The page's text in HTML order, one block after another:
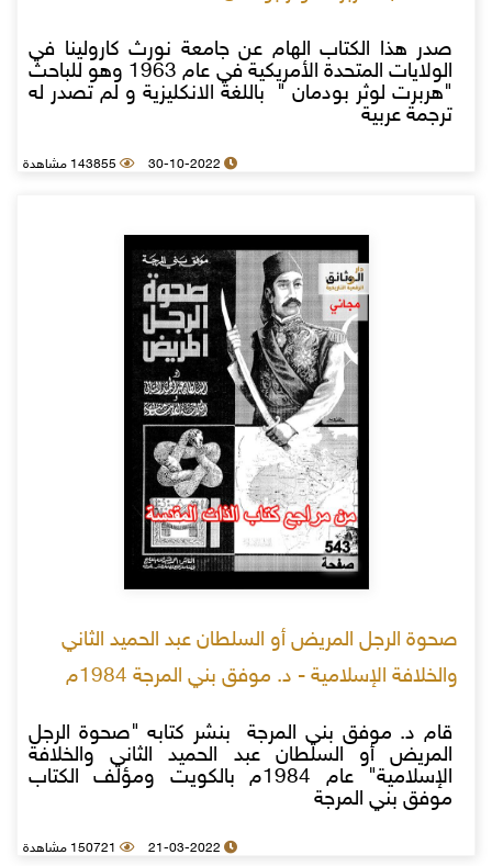
صدر هذا الكتاب الهام عن جامعة نورث كارولينا في
الولايات المتحدة الأمريكية في عام 1963 وهو للباحث
"هربرت لوثر بودمان " باللغة الانكليزية و لم تصدر له
ترجمة عربية
30-10-2022 143855 مشاهدة
صحوة الرجل المريض أو السلطان عبد الحميد الثاني
والخلافة الإسلامية - د. موفق بني المرجة 1984م
قام د. موفق بني المرجة بنشر كتابه "صحوة الرجل
المريض أو السلطان عبد الحميد الثاني والخلافة
الإسلامية" عام 1984م بالكويت ومؤلف الكتاب
موفق بني المرجة
21-03-2022 150721 مشاهدة